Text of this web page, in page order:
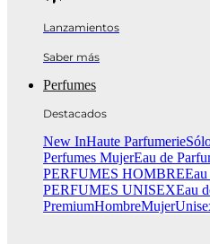
Lanzamientos
Saber más
Perfumes
Destacados
New InHaute Parfumerie
Perfumes MujerEau de
PERFUMES HOMBRE
PERFUMES UNISEXEau
PremiumHombreMujer